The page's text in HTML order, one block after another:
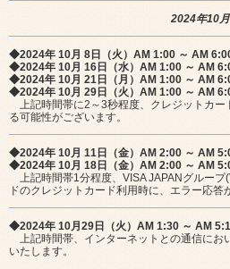
2024年10月
◆2024年 10月 8日（火）AM 1:00 ～ AM
◆2024年 10月 16日（水）AM 1:00 ～ AM
◆2024年 10月 21日（月）AM 1:00 ～ AM
◆2024年 10月 29日（火）AM 1:00 ～ AM
上記時間帯に2～3秒程度、クレジットカー
る可能性がございます。
◆2024年 10月 11日（金）AM 2:00 ～ AM
◆2024年 10月 18日（金）AM 2:00 ～ AM
上記時間帯1分程度、VISA JAPANグループ
ドのクレジットカード利用時に、エラー応答
◆2024年 10月29日（火）AM 1:30 ～ AM
上記時間帯、インターネットとの通信にお
いたします。